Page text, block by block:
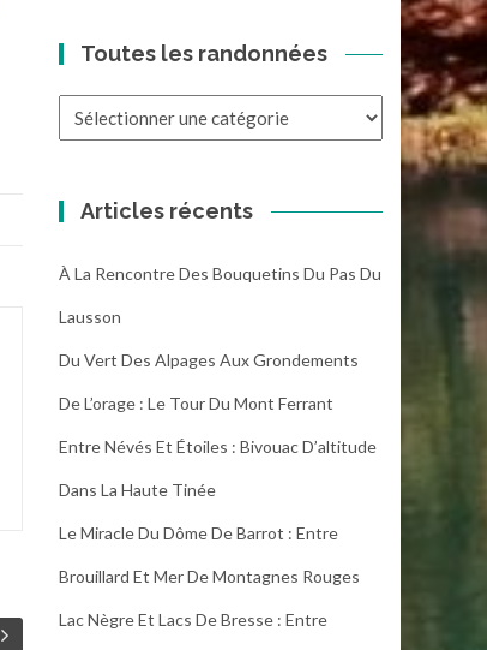
Toutes les randonnées
Articles récents
À La Rencontre Des Bouquetins Du Pas Du
Lausson
Du Vert Des Alpages Aux Grondements
De L’orage : Le Tour Du Mont Ferrant
Entre Névés Et Étoiles : Bivouac D’altitude
Dans La Haute Tinée
Le Miracle Du Dôme De Barrot : Entre
Brouillard Et Mer De Montagnes Rouges
Lac Nègre Et Lacs De Bresse : Entre